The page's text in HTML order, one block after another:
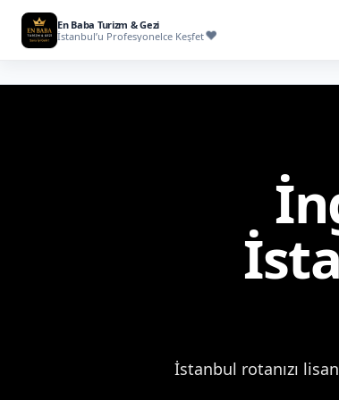
En Baba Turizm & Gezi
İstanbul’u Profesyonelce Keşfet
İstanbul rotanızı